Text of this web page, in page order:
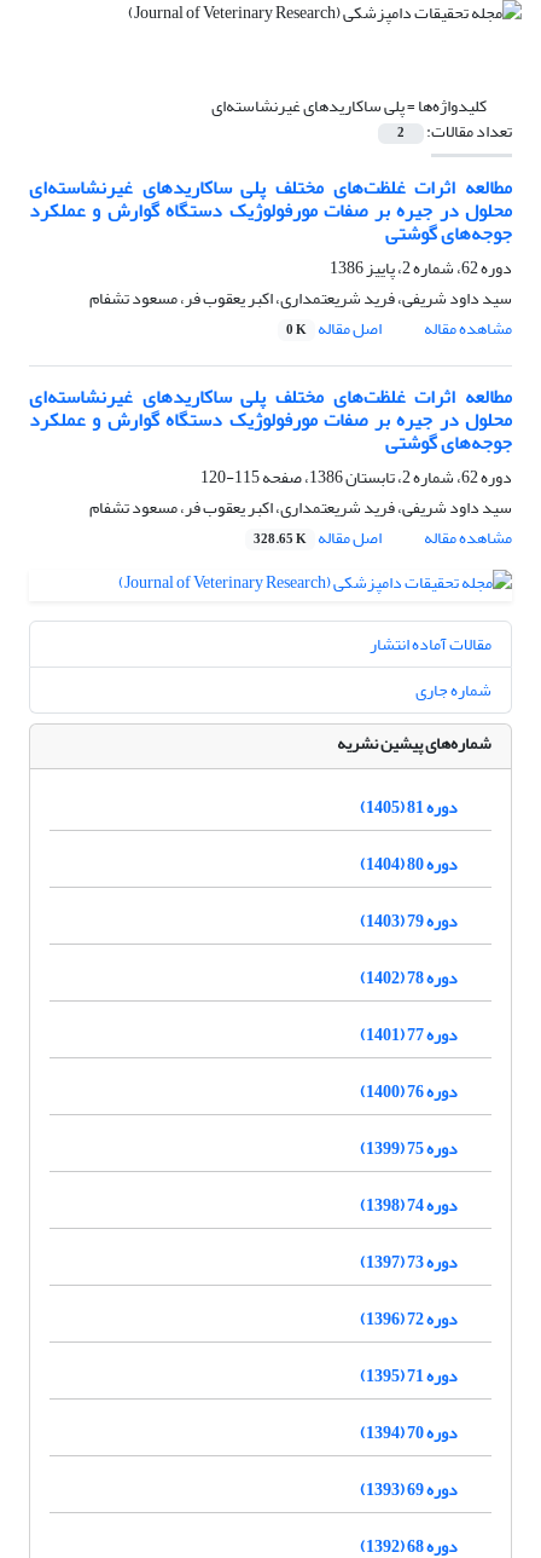
کلیدواژه‌ها =پلی ساکاریدهای غیرنشاسته‌ای
تعداد مقالات: 2
مطالعه اثرات غلظت‌های مختلف پلی ساکاریدهای غیرنشاسته‌ای
محلول در جیره بر صفات مورفولوژیک دستگاه گوارش ‌و عملکرد
جوجه‌های گوشتی
دوره 62، شماره 2، پاییز 1386
سید داود شریفی، فرید شریعتمداری، اکبر یعقوب فر، مسعود تشفام
مشاهده مقاله
اصل مقاله 0 K
مطالعه اثرات غلظت‌های مختلف پلی ساکاریدهای غیرنشاسته‌ای
محلول در جیره بر صفات مورفولوژیک دستگاه گوارش ‌و عملکرد
جوجه‌های گوشتی
دوره 62، شماره 2، تابستان 1386، صفحه
115-120
سید داود شریفی، فرید شریعتمداری، اکبر یعقوب فر، مسعود تشفام
مشاهده مقاله
اصل مقاله 328.65 K
مقالات آماده انتشار
شماره جاری
شماره‌های پیشین نشریه
دوره 81 (1405)
دوره 80 (1404)
دوره 79 (1403)
دوره 78 (1402)
دوره 77 (1401)
دوره 76 (1400)
دوره 75 (1399)
دوره 74 (1398)
دوره 73 (1397)
دوره 72 (1396)
دوره 71 (1395)
دوره 70 (1394)
دوره 69 (1393)
دوره 68 (1392)